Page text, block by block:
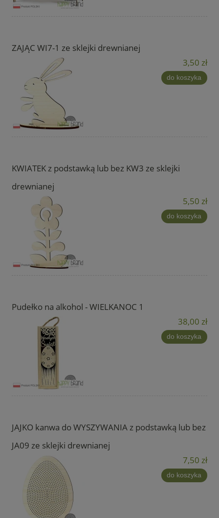
ZAJĄC WI7-1 ze sklejki drewnianej
3,50 zł
do koszyka
KWIATEK z podstawką lub bez KW3 ze sklejki
drewnianej
5,50 zł
do koszyka
Pudełko na alkohol - WIELKANOC 1
38,00 zł
do koszyka
JAJKO kanwa do WYSZYWANIA z podstawką lub bez
JA09 ze sklejki drewnianej
7,50 zł
do koszyka